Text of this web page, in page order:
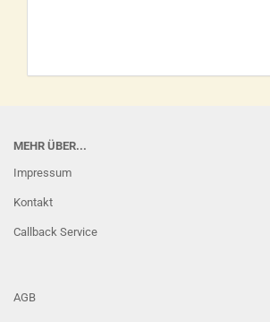
MEHR ÜBER...
Impressum
Kontakt
Callback Service
AGB